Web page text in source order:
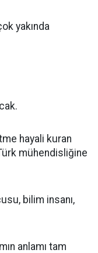
yakında
hayali kuran
mühendisliğine
bilim insanı,
anlamı tam